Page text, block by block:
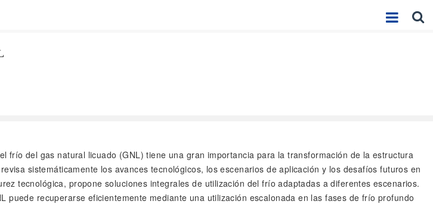
frío del gas natural licuado (GNL) tiene una gran importancia para la transformación de la estructura
sistemáticamente los avances tecnológicos, los escenarios de aplicación y los desafíos futuros en
tecnológica, propone soluciones integrales de utilización del frío adaptadas a diferentes escenarios.
recuperarse eficientemente mediante una utilización escalonada en las fases de frío profundo